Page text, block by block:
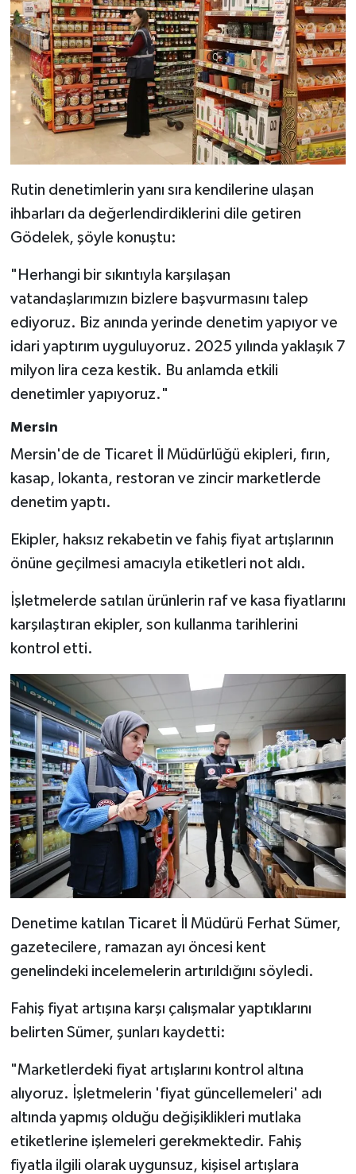
Rutin denetimlerin yanı sıra kendilerine ulaşan
ihbarları da değerlendirdiklerini dile getiren
Gödelek, şöyle konuştu:
"Herhangi bir sıkıntıyla karşılaşan
vatandaşlarımızın bizlere başvurmasını talep
ediyoruz. Biz anında yerinde denetim yapıyor ve
idari yaptırım uyguluyoruz. 2025 yılında yaklaşık 7
milyon lira ceza kestik. Bu anlamda etkili
denetimler yapıyoruz."
Mersin
Mersin'de de Ticaret İl Müdürlüğü ekipleri, fırın,
kasap, lokanta, restoran ve zincir marketlerde
denetim yaptı.
Ekipler, haksız rekabetin ve fahiş fiyat artışlarının
önüne geçilmesi amacıyla etiketleri not aldı.
İşletmelerde satılan ürünlerin raf ve kasa fiyatlarını
karşılaştıran ekipler, son kullanma tarihlerini
kontrol etti.
Denetime katılan Ticaret İl Müdürü Ferhat Sümer,
gazetecilere, ramazan ayı öncesi kent
genelindeki incelemelerin artırıldığını söyledi.
Fahiş fiyat artışına karşı çalışmalar yaptıklarını
belirten Sümer, şunları kaydetti:
"Marketlerdeki fiyat artışlarını kontrol altına
alıyoruz. İşletmelerin 'fiyat güncellemeleri' adı
altında yapmış olduğu değişiklikleri mutlaka
etiketlerine işlemeleri gerekmektedir. Fahiş
fiyatla ilgili olarak uygunsuz, kişisel artışlara